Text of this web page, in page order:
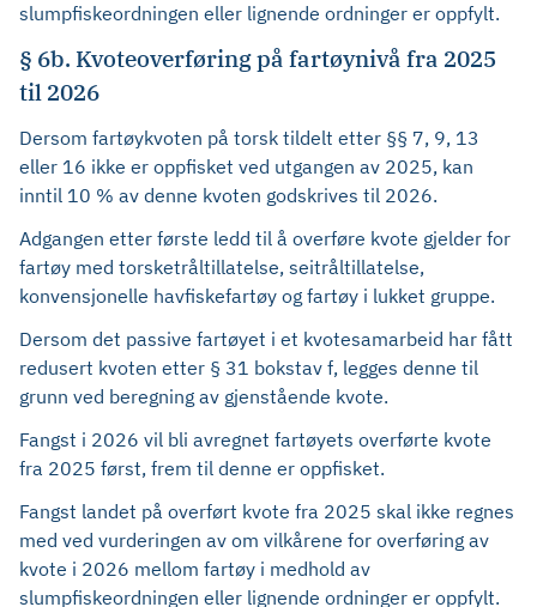
slumpfiskeordningen eller lignende ordninger er oppfylt.
§ 6b. Kvoteoverføring på fartøynivå fra 2025
til 2026
Dersom fartøykvoten på torsk tildelt etter §§ 7, 9, 13
eller 16 ikke er oppfisket ved utgangen av 2025, kan
inntil 10 % av denne kvoten godskrives til 2026.
Adgangen etter første ledd til å overføre kvote gjelder for
fartøy med torsketråltillatelse, seitråltillatelse,
konvensjonelle havfiskefartøy og fartøy i lukket gruppe.
Dersom det passive fartøyet i et kvotesamarbeid har fått
redusert kvoten etter § 31 bokstav f, legges denne til
grunn ved beregning av gjenstående kvote.
Fangst i 2026 vil bli avregnet fartøyets overførte kvote
fra 2025 først, frem til denne er oppfisket.
Fangst landet på overført kvote fra 2025 skal ikke regnes
med ved vurderingen av om vilkårene for overføring av
kvote i 2026 mellom fartøy i medhold av
slumpfiskeordningen eller lignende ordninger er oppfylt.